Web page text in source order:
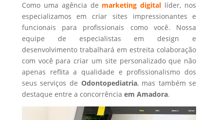
Como uma agência de marketing digital líder, nos
especializamos em criar sites impressionantes e
funcionais para profissionais como você. Nossa
equipe de especialistas em design e
desenvolvimento trabalhará em estreita colaboração
com você para criar um site personalizado que não
apenas reflita a qualidade e profissionalismo dos
seus serviços de Odontopediatria, mas também se
destaque entre a concorrência em Amadora.